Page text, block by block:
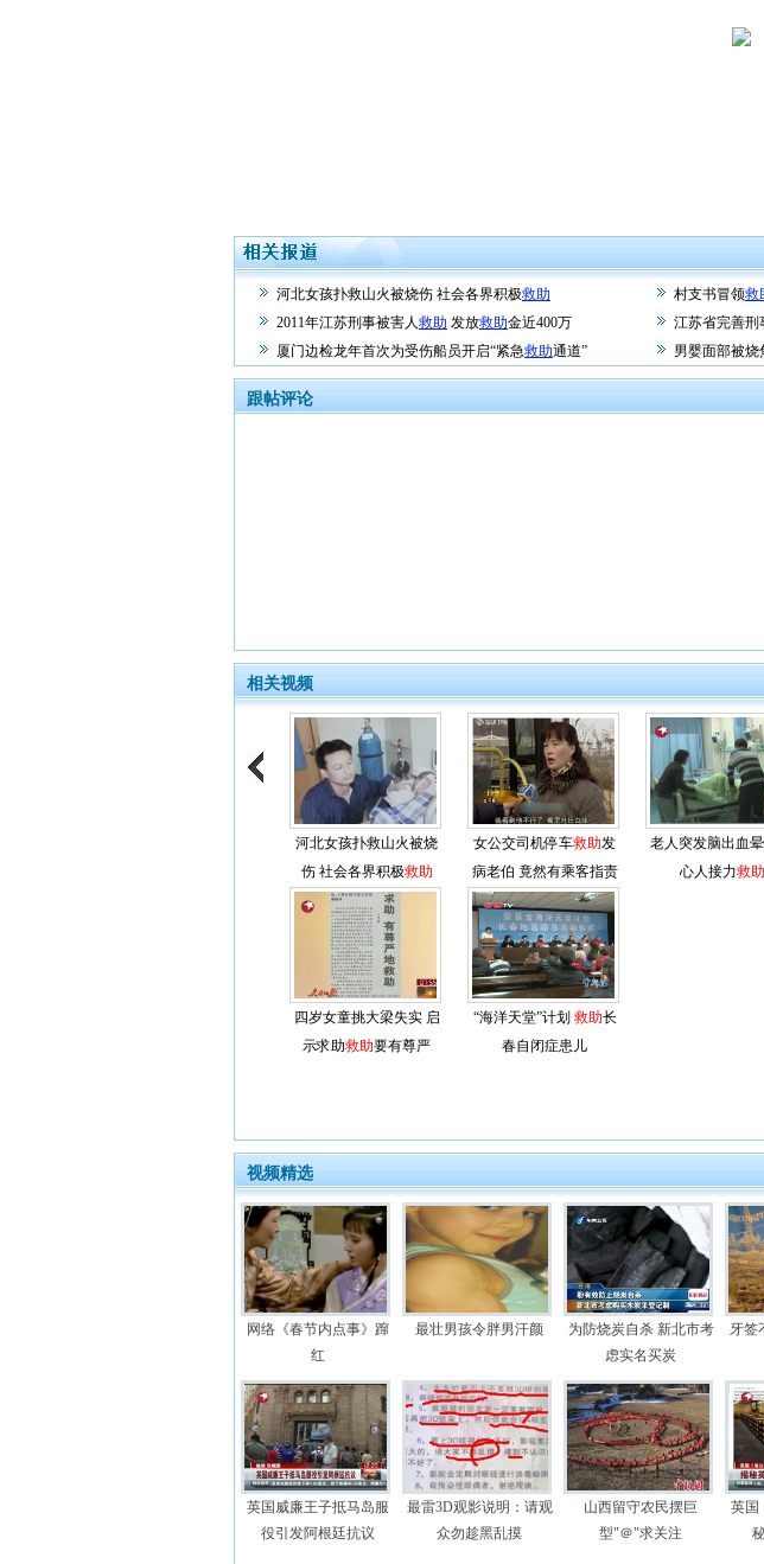
河北女孩扑救山火被烧伤 社会各界积极救助 村支书冒领救
2011年江苏刑事被害人救助 发放救助金近400万 江苏省完善刑
厦门边检龙年首次为受伤船员开启“紧急救助通道” 男婴面部被烧
跟帖评论
相关视频
河北女孩扑救山火被烧
伤 社会各界积极救助
女公交司机停车救助发
病老伯 竟然有乘客指责
老人突发脑出血
心人接力救助
四岁女童挑大梁失实 启
示求助救助要有尊严
“海洋天堂”计划 救助长
春自闭症患儿
视频精选
网络《春节内点事》蹿
红
最壮男孩令胖男汗颜
为防烧炭自杀 新北市考
虑实名买炭
牙签
英国威廉王子抵马岛服
役引发阿根廷抗议
最雷3D观影说明：请观
众勿趁黑乱摸
山西留守农民摆巨
型"＠"求关注
英国